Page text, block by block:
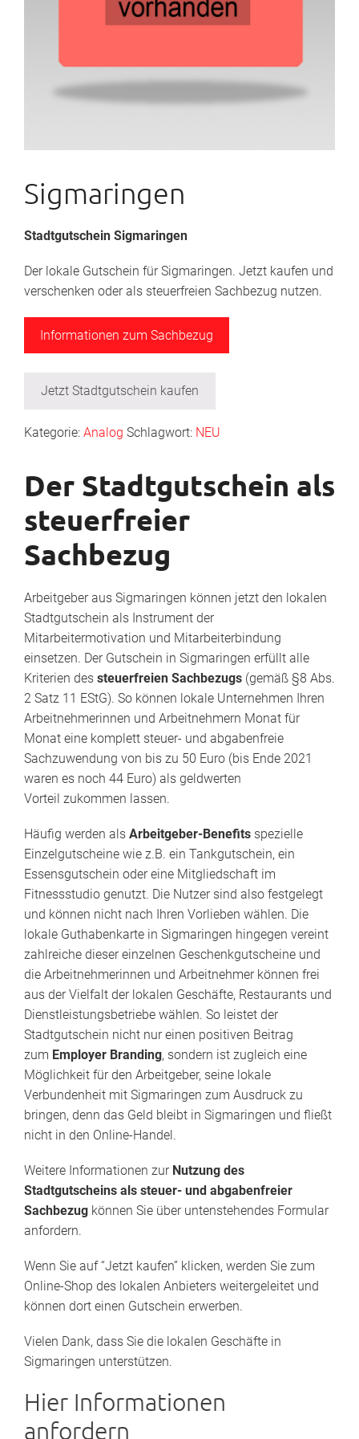
Sigmaringen
Stadtgutschein Sigmaringen
Der lokale Gutschein für Sigmaringen. Jetzt kaufen und
verschenken oder als steuerfreien Sachbezug nutzen.
Informationen zum Sachbezug
Jetzt Stadtgutschein kaufen
Kategorie: Analog Schlagwort: NEU
Der Stadtgutschein als
steuerfreier
Sachbezug
Arbeitgeber aus Sigmaringen können jetzt den lokalen
Stadtgutschein als Instrument der
Mitarbeitermotivation und Mitarbeiterbindung
einsetzen. Der Gutschein in Sigmaringen erfüllt alle
Kriterien des steuerfreien Sachbezugs (gemäß §8 Abs.
2 Satz 11 EStG). So können lokale Unternehmen Ihren
Arbeitnehmerinnen und Arbeitnehmern Monat für
Monat eine komplett steuer- und abgabenfreie
Sachzuwendung von bis zu 50 Euro (bis Ende 2021
waren es noch 44 Euro) als geldwerten
Vorteil zukommen lassen.
Häufig werden als Arbeitgeber-Benefits spezielle
Einzelgutscheine wie z.B. ein Tankgutschein, ein
Essensgutschein oder eine Mitgliedschaft im
Fitnessstudio genutzt. Die Nutzer sind also festgelegt
und können nicht nach Ihren Vorlieben wählen. Die
lokale Guthabenkarte in Sigmaringen hingegen vereint
zahlreiche dieser einzelnen Geschenkgutscheine und
die Arbeitnehmerinnen und Arbeitnehmer können frei
aus der Vielfalt der lokalen Geschäfte, Restaurants und
Dienstleistungsbetriebe wählen. So leistet der
Stadtgutschein nicht nur einen positiven Beitrag
zum Employer Branding, sondern ist zugleich eine
Möglichkeit für den Arbeitgeber, seine lokale
Verbundenheit mit Sigmaringen zum Ausdruck zu
bringen, denn das Geld bleibt in Sigmaringen und fließt
nicht in den Online-Handel.
Weitere Informationen zur Nutzung des
Stadtgutscheins als steuer- und abgabenfreier
Sachbezug können Sie über untenstehendes Formular
anfordern.
Wenn Sie auf “Jetzt kaufen” klicken, werden Sie zum
Online-Shop des lokalen Anbieters weitergeleitet und
können dort einen Gutschein erwerben.
Vielen Dank, dass Sie die lokalen Geschäfte in
Sigmaringen unterstützen.
Hier Informationen
anfordern